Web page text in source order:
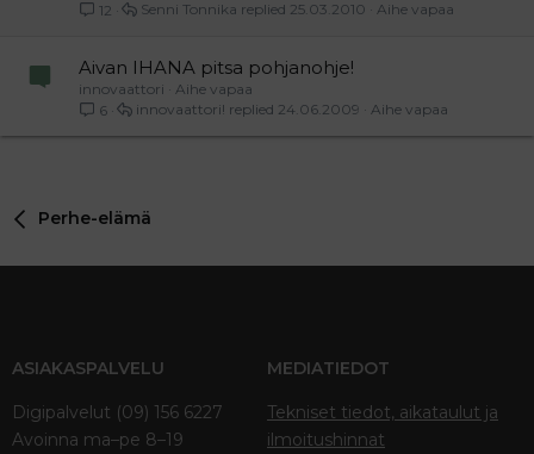
12
Aihe vapaa
25.03.2010
Senni Tonnika
Aivan IHANA pitsa pohjanohje!
innovaattori
Aihe vapaa
6
Aihe vapaa
24.06.2009
innovaattori!
Perhe-elämä
ASIAKASPALVELU
Digipalvelut (09) 156 6227
Avoinna ma–pe 8–19
MEDIATIEDOT
Tekniset tiedot, aikataulut ja
ilmoitushinnat